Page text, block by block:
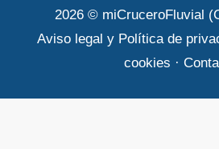
2026 © miCruceroFluvial
Aviso legal y Política de
cookies ·